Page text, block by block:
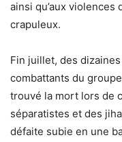
ainsi qu’aux
crapuleux.
Fin juillet, des
combattants du
trouvé la mort lors de
séparatistes et des
défaite subie en une